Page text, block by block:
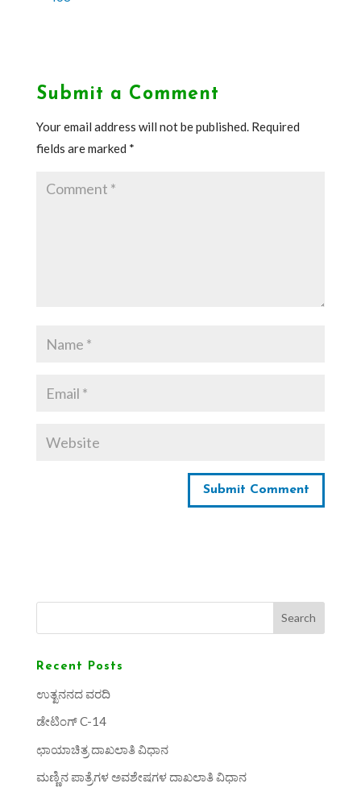
Submit a Comment
Your email address will not be published. Required
fields are marked *
Search
Recent Posts
ಉತ್ಖನನದ ವರದಿ
ಡೇಟಿಂಗ್ C-14
ಛಾಯಾಚಿತ್ರ ದಾಖಲಾತಿ ವಿಧಾನ
ಮಣ್ಣಿನ ಪಾತ್ರೆಗಳ ಅವಶೇಷಗಳ ದಾಖಲಾತಿ ವಿಧಾನ